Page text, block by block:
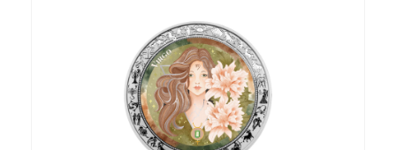
Цена выкупа
89 872 Руб.